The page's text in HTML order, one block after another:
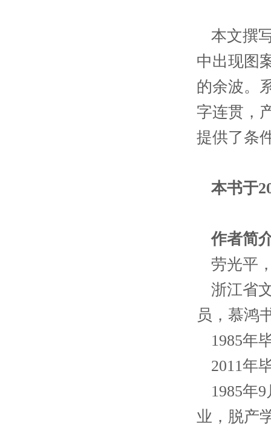
本文撰
中出现图
的余波。
字连贯，
提供了条
本书于
作者简
劳光平
浙江省
员，慕鸿
1985年
2011年
1985年
业，脱产